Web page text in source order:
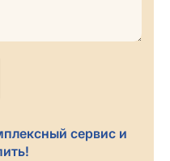
сервис и